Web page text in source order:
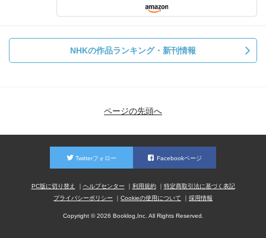
NHKの作品ランキング・新刊情報
ページの先頭へ
Twitterフォロー Facebookページ
PC版に切り替え ヘルプセンター 利用規約
特定商取引法に基づく表記
プライバシーポリシー
Cookieの使用について 採用情報
Copyright © 2026 Booklog,Inc. All Rights Reserved.